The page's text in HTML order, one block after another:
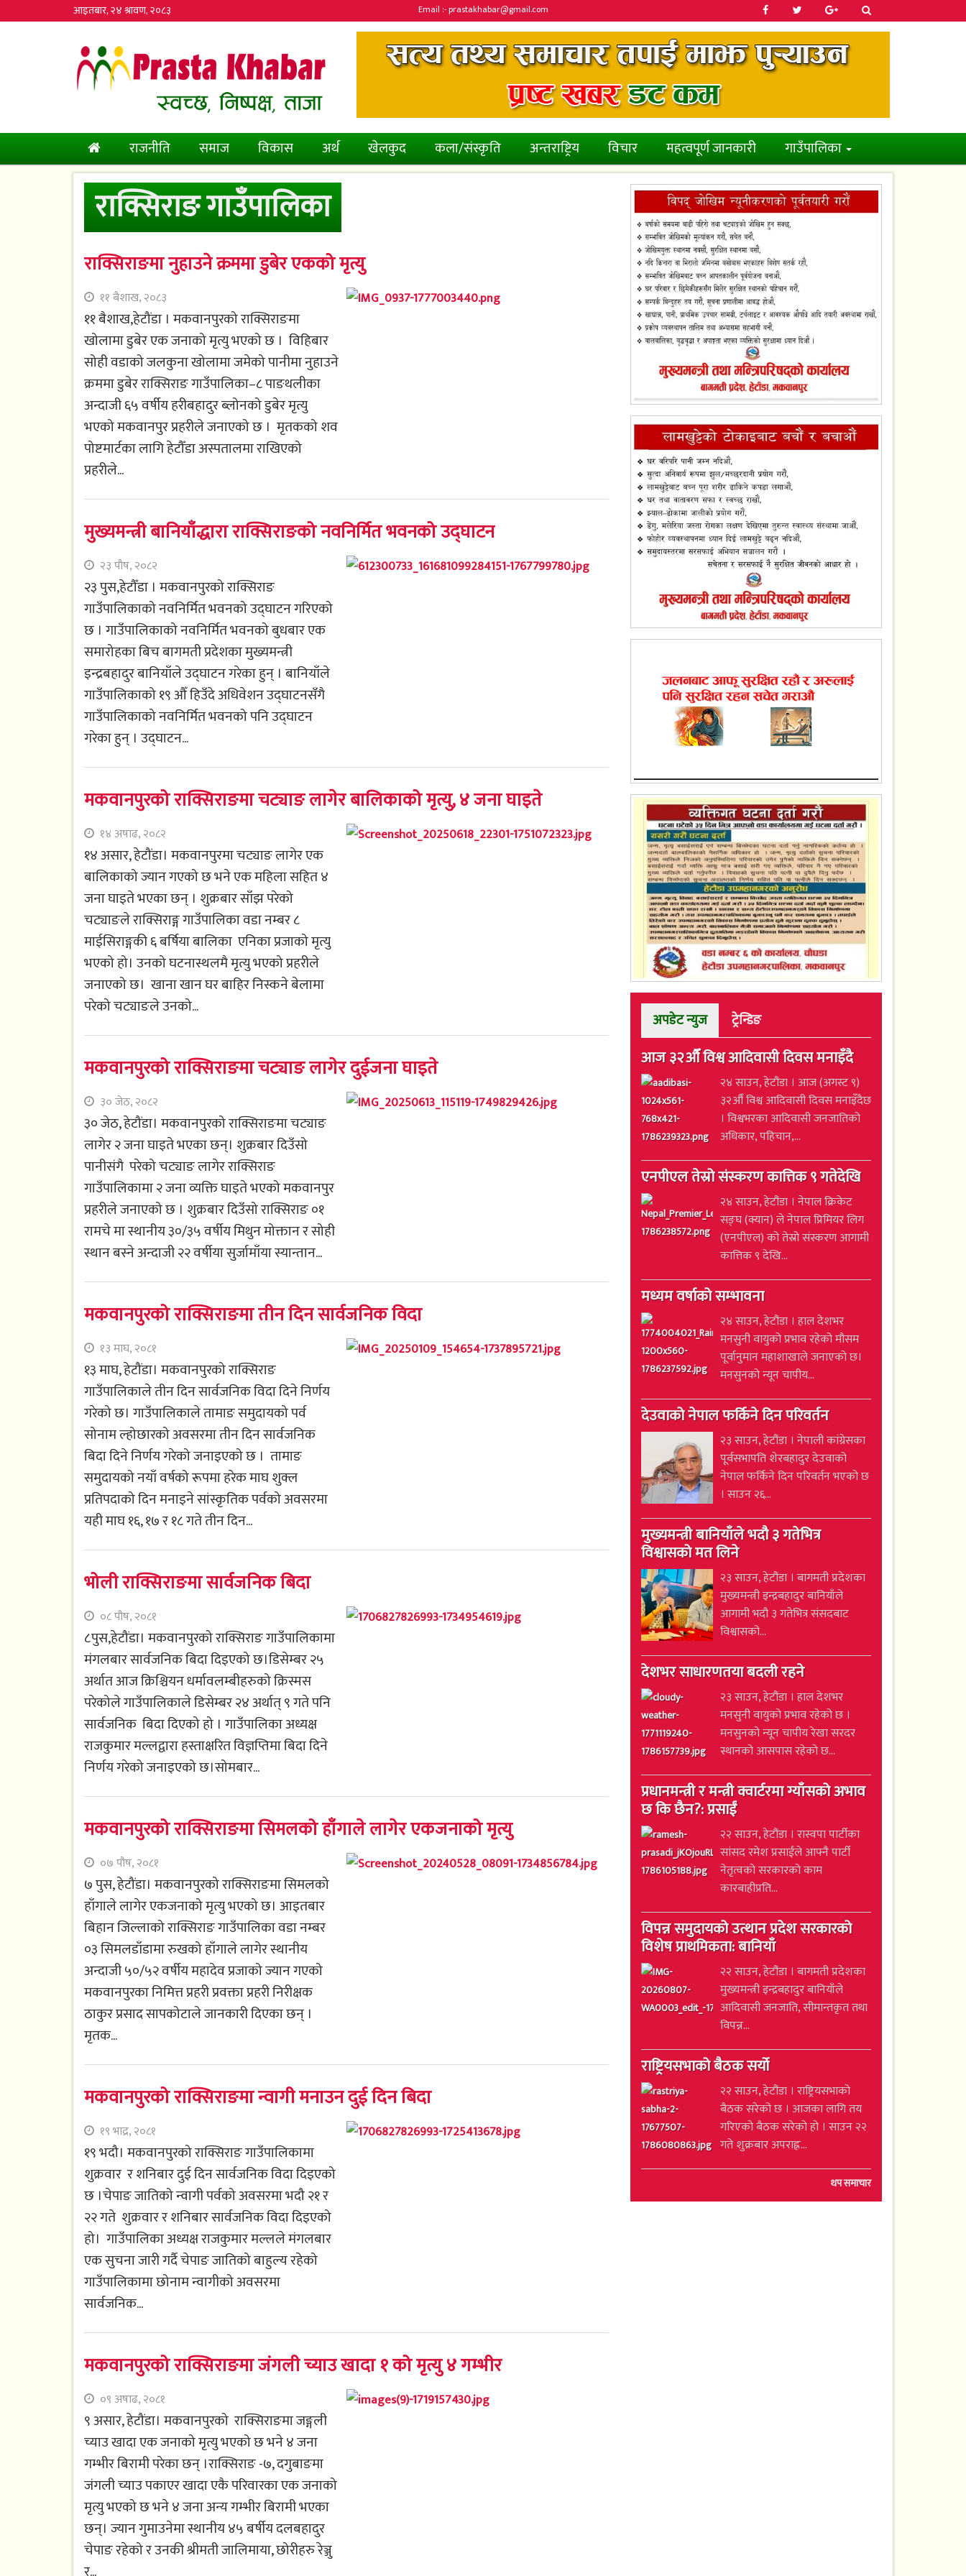
आइतबार, २४ श्रावण, २०८३ Email :- prastakhabar@gmail.com
(current)
राजनीति समाज विकास अर्थ खेलकुद कला/संस्कृति अन्तराष्ट्रिय विचार महत्वपूर्ण जानकारी गाउँपालिका
राक्सिराङ गाउँपालिका
राक्सिराङमा नुहाउने क्रममा डुबेर एकको मृत्यु
११ बैशाख, २०८३
११ बैशाख,हेटौंडा । मकवानपुरको राक्सिराङमा
खोलामा डुबेर एक जनाको मृत्यु भएको छ । विहिबार
सोही वडाको जलकुना खोलामा जमेको पानीमा नुहाउने
क्रममा डुबेर राक्सिराङ गाउँपालिका–८ पाङथलीका
अन्दाजी ६५ वर्षीय हरीबहादुर ब्लोनको डुबेर मृत्यु
भएको मकवानपुर प्रहरीले जनाएको छ । मृतकको शव
पोष्टमार्टका लागि हेटौँडा अस्पतालमा राखिएको
प्रहरीले...
मुख्यमन्त्री बानियाँद्धारा राक्सिराङको नवनिर्मित भवनको उद्घाटन
२३ पौष, २०८२
२३ पुस,हेटौँडा । मकवानपुरको राक्सिराङ
गाउँपालिकाको नवनिर्मित भवनको उद्घाटन गरिएको
छ । गाउँपालिकाको नवनिर्मित भवनको बुधबार एक
समारोहका बिच बागमती प्रदेशका मुख्यमन्त्री
इन्द्रबहादुर बानियाँले उद्घाटन गरेका हुन् । बानियाँले
गाउँपालिकाको १९ औँ हिउँदे अधिवेशन उद्घाटनसँगै
गाउँपालिकाको नवनिर्मित भवनको पनि उद्घाटन
गरेका हुन् । उद्घाटन...
मकवानपुरको राक्सिराङमा चट्याङ लागेर बालिकाको मृत्यु, ४ जना घाइते
१४ अषाढ, २०८२
१४ असार, हेटौंडा। मकवानपुरमा चट्याङ लागेर एक
बालिकाको ज्यान गएको छ भने एक महिला सहित ४
जना घाइते भएका छन् । शुक्रबार साँझ परेको
चट्याङले राक्सिराङ्ग गाउँपालिका वडा नम्बर ८
माईसिराङ्गकी ६ बर्षिया बालिका एनिका प्रजाको मृत्यु
भएको हो। उनको घटनास्थलमै मृत्यु भएको प्रहरीले
जनाएको छ। खाना खान घर बाहिर निस्कने बेलामा
परेको चट्याङले उनको...
मकवानपुरको राक्सिराङमा चट्याङ लागेर दुईजना घाइते
३० जेठ, २०८२
३० जेठ, हेटौंडा। मकवानपुरको राक्सिराङमा चट्याङ
लागेर २ जना घाइते भएका छन्। शुक्रबार दिउँसो
पानीसंगै परेको चट्याङ लागेर राक्सिराङ
गाउँपालिकामा २ जना व्यक्ति घाइते भएको मकवानपुर
प्रहरीले जनाएको छ । शुक्रबार दिउँसो राक्सिराङ ०१
रामचे मा स्थानीय ३०/३५ वर्षीय मिथुन मोक्तान र सोही
स्थान बस्ने अन्दाजी २२ वर्षीया सुर्जामाँया स्यान्तान...
मकवानपुरको राक्सिराङमा तीन दिन सार्वजनिक विदा
१३ माघ, २०८१
१३ माघ, हेटौंडा। मकवानपुरको राक्सिराङ
गाउँपालिकाले तीन दिन सार्वजनिक विदा दिने निर्णय
गरेको छ। गाउँपालिकाले तामाङ समुदायको पर्व
सोनाम ल्होछारको अवसरमा तीन दिन सार्वजनिक
बिदा दिने निर्णय गरेको जनाइएको छ । तामाङ
समुदायको नयाँ वर्षको रूपमा हरेक माघ शुक्ल
प्रतिपदाको दिन मनाइने सांस्कृतिक पर्वको अवसरमा
यही माघ १६, १७ र १८ गते तीन दिन...
भोली राक्सिराङमा सार्वजनिक बिदा
०८ पौष, २०८१
८पुस,हेटौंडा। मकवानपुरको राक्सिराङ गाउँपालिकामा
मंगलबार सार्वजनिक बिदा दिइएको छ।डिसेम्बर २५
अर्थात आज क्रिश्चियन धर्मावलम्बीहरुको क्रिस्मस
परेकोले गाउँपालिकाले डिसेम्बर २४ अर्थात् ९ गते पनि
सार्वजनिक बिदा दिएको हो । गाउँपालिका अध्यक्ष
राजकुमार मल्लद्वारा हस्ताक्षरित विज्ञप्तिमा बिदा दिने
निर्णय गरेको जनाइएको छ।सोमबार...
मकवानपुरको राक्सिराङमा सिमलको हाँगाले लागेर एकजनाको मृत्यु
०७ पौष, २०८१
७ पुस, हेटौंडा। मकवानपुरको राक्सिराङमा सिमलको
हाँगाले लागेर एकजनाको मृत्यु भएको छ। आइतबार
बिहान जिल्लाको राक्सिराङ गाउँपालिका वडा नम्बर
०३ सिमलडाँडामा रुखको हाँगाले लागेर स्थानीय
अन्दाजी ५०/५२ वर्षीय महादेव प्रजाको ज्यान गएको
मकवानपुरका निमित्त प्रहरी प्रवक्ता प्रहरी निरीक्षक
ठाकुर प्रसाद सापकोटाले जानकारी दिएका छन् ।
मृतक...
मकवानपुरको राक्सिराङमा न्वागी मनाउन दुई दिन बिदा
१९ भाद्र, २०८१
१९ भदौ। मकवानपुरको राक्सिराङ गाउँपालिकामा
शुक्रवार र शनिबार दुई दिन सार्वजनिक विदा दिइएको
छ ।चेपाङ जातिको न्वागी पर्वको अवसरमा भदौ २१ र
२२ गते शुक्रवार र शनिबार सार्वजनिक विदा दिइएको
हो। गाउँपालिका अध्यक्ष राजकुमार मल्लले मंगलबार
एक सुचना जारी गर्दै चेपाङ जातिको बाहुल्य रहेको
गाउँपालिकामा छोनाम न्वागीको अवसरमा
सार्वजनिक...
मकवानपुरको राक्सिराङमा जंगली च्याउ खादा १ को मृत्यु ४ गम्भीर
०९ अषाढ, २०८१
९ असार, हेटौंडा। मकवानपुरको राक्सिराङमा जङ्गली
च्याउ खादा एक जनाको मृत्यु भएको छ भने ४ जना
गम्भीर बिरामी परेका छन् ।राक्सिराङ -७, दगुबाङमा
जंगली च्याउ पकाएर खादा एकै परिवारका एक जनाको
मृत्यु भएको छ भने ४ जना अन्य गम्भीर बिरामी भएका
छन्। ज्यान गुमाउनेमा स्थानीय ४५ बर्षीय दलबहादुर
चेपाङ रहेको र उनकी श्रीमती जालिमाया, छोरीहरु रेञ्जु
अपडेट न्युज ट्रेन्डिङ
आज ३२औँ विश्व आदिवासी दिवस मनाइँदै
२४ साउन, हेटौंडा । आज (अगस्ट ९)
३२औँ विश्व आदिवासी दिवस मनाइँदैछ
। विश्वभरका आदिवासी जनजातिको
अधिकार, पहिचान,...
एनपीएल तेस्रो संस्करण कात्तिक ९ गतेदेखि
२४ साउन, हेटौंडा । नेपाल क्रिकेट
सङ्घ (क्यान) ले नेपाल प्रिमियर लिग
(एनपीएल) को तेस्रो संस्करण आगामी
कात्तिक ९ देखि...
मध्यम वर्षाको सम्भावना
२४ साउन, हेटौंडा । हाल देशभर
मनसुनी वायुको प्रभाव रहेको मौसम
पूर्वानुमान महाशाखाले जनाएको छ।
मनसुनको न्यून चापीय...
देउवाको नेपाल फर्किने दिन परिवर्तन
२३ साउन, हेटौंडा । नेपाली कांग्रेसका
पूर्वसभापति शेरबहादुर देउवाको
नेपाल फर्किने दिन परिवर्तन भएको छ
। साउन २६...
मुख्यमन्त्री बानियाँले भदौ ३ गतेभित्र
विश्वासको मत लिने
२३ साउन, हेटौंडा । बागमती प्रदेशका
मुख्यमन्त्री इन्द्रबहादुर बानियाँले
आगामी भदौ ३ गतेभित्र संसदबाट
विश्वासको...
देशभर साधारणतया बदली रहने
२३ साउन, हेटौंडा । हाल देशभर
मनसुनी वायुको प्रभाव रहेको छ ।
मनसुनको न्यून चापीय रेखा सरदर
स्थानको आसपास रहेको छ...
प्रधानमन्त्री र मन्त्री क्वार्टरमा ग्याँसको अभाव
छ कि छैन?: प्रसाईं
२२ साउन, हेटौंडा । रास्वपा पार्टीका
सांसद रमेश प्रसाईंले आफ्नै पार्टी
नेतृत्वको सरकारको काम
कारबाहीप्रति...
विपन्न समुदायको उत्थान प्रदेश सरकारको
विशेष प्राथमिकता: बानियाँ
२२ साउन, हेटौंडा । बागमती प्रदेशका
मुख्यमन्त्री इन्द्रबहादुर बानियाँले
आदिवासी जनजाति, सीमान्तकृत तथा
विपन्न...
राष्ट्रियसभाको बैठक सर्यो
२२ साउन, हेटौंडा । राष्ट्रियसभाको
बैठक सरेको छ । आजका लागि तय
गरिएको बैठक सरेको हो । साउन २२
गते शुक्रबार अपराह्न...
थप समाचार